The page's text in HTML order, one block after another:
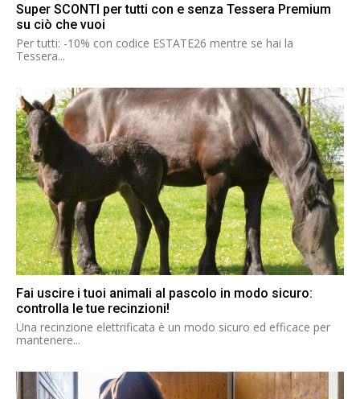
Super SCONTI per tutti con e senza Tessera Premium
su ciò che vuoi
Per tutti: -10% con codice ESTATE26 mentre se hai la
Tessera...
Fai uscire i tuoi animali al pascolo in modo sicuro:
controlla le tue recinzioni!
Una recinzione elettrificata è un modo sicuro ed efficace per
mantenere...